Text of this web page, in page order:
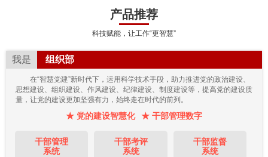
产品推荐
科技赋能，让工作“更智慧”
我是 组织部
在“智慧党建”新时代下，运用科学技术手段，助力推进党的政治建设、
思想建设、组织建设、作风建设、纪律建设、制度建设等，提高党的建设质
量，让党的建设更加坚强有力，始终走在时代的前列。
★ 党的建设智慧化 ★ 干部管理数字
干部管理
系统
干部考评
系统
干部监督
系统